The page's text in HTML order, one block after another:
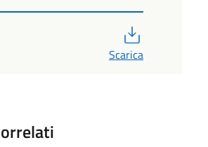
Scarica